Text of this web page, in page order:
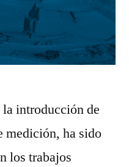
introducción de
medición, ha sido
los trabajos